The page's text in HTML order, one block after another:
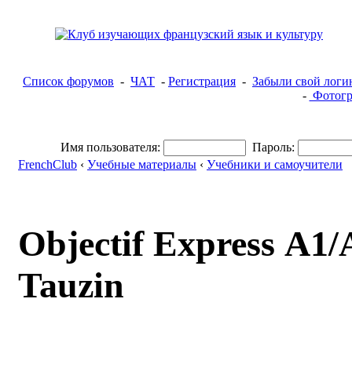
Список форумов - ЧАТ - Регистрация - Забыли свой
-
Имя пользователя:
Пароль:
FrenchClub ‹ Учебные материалы ‹ Учебники и самоучители
Objectif Express А1/
Tauzin